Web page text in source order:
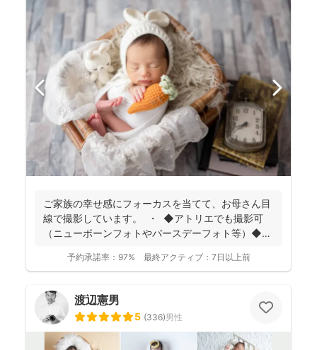
ご家族の幸せ感にフォーカスを当てて、お母さん目
線で撮影しています。 ・ ◆アトリエでも撮影可
（ニューボーンフォトやバースデーフォト等）◆
予約承諾率： 97% 最終アクティブ： 7日以上前
渡辺憲男
5 (336)男性